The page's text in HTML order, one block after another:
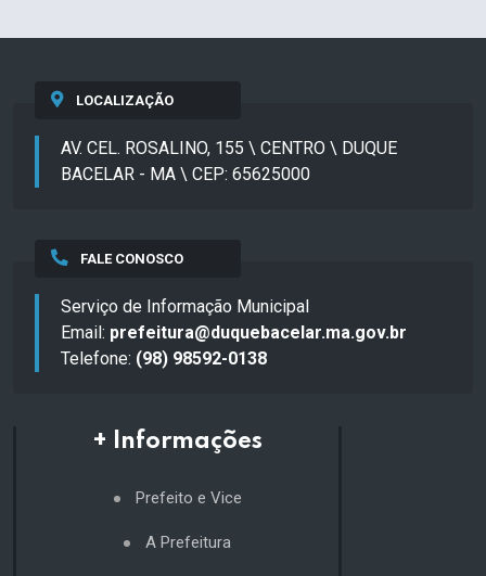
LOCALIZAÇÃO
AV. CEL. ROSALINO, 155 \ CENTRO \ DUQUE
BACELAR - MA \ CEP: 65625000
FALE CONOSCO
Serviço de Informação Municipal
Email: prefeitura@duquebacelar.ma.gov.br
Telefone: (98) 98592-0138
+ Informações
Prefeito e Vice
A Prefeitura